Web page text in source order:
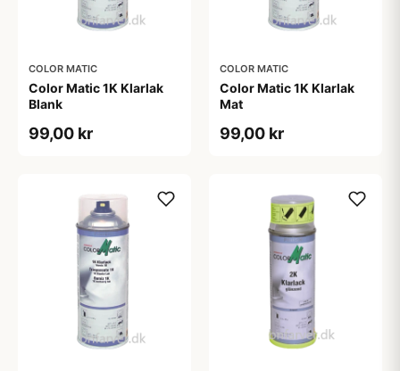
COLOR MATIC
Color Matic 1K Klarlak
Blank
99,00 kr
COLOR MATIC
Color Matic 1K Klarlak
Mat
99,00 kr